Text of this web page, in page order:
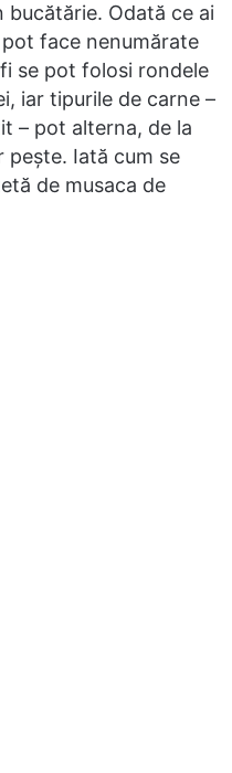
Odată ce ai
face nenumărate
se pot folosi rondele
iar tipurile de carne –
– pot alterna, de la
pește. Iată cum se
de musaca de